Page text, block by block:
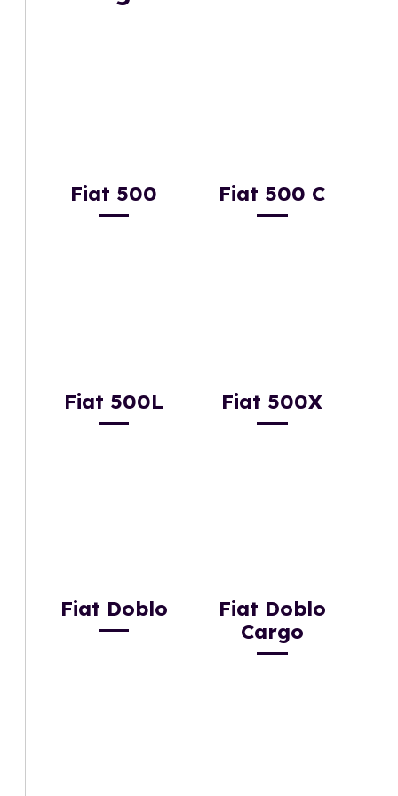
Fiat 500 Fiat 500 C
Fiat 500L Fiat 500X
Fiat Doblo
Fiat Doblo
Cargo